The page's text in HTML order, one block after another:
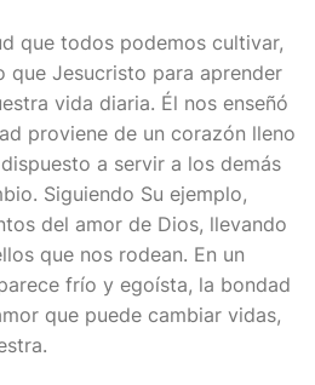
que todos podemos cultivar,
que Jesucristo para aprender
vida diaria. Él nos enseñó
proviene de un corazón lleno
a servir a los demás
Siguiendo Su ejemplo,
del amor de Dios, llevando
que nos rodean. En un
frío y egoísta, la bondad
que puede cambiar vidas,